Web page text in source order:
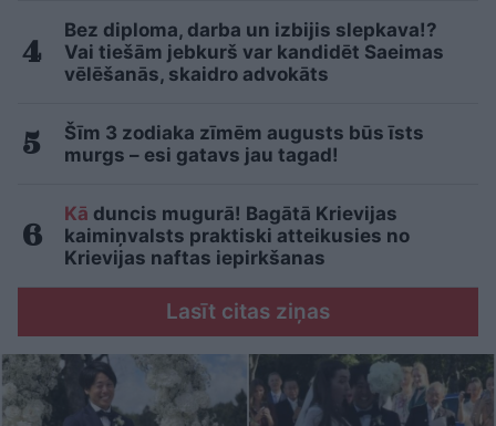
Bez diploma, darba un izbijis slepkava!?
Vai tiešām jebkurš var kandidēt Saeimas
vēlēšanās, skaidro advokāts
Šīm 3 zodiaka zīmēm augusts būs īsts
murgs – esi gatavs jau tagad!
Kā duncis mugurā! Bagātā Krievijas
kaimiņvalsts praktiski atteikusies no
Krievijas naftas iepirkšanas
Lasīt citas ziņas